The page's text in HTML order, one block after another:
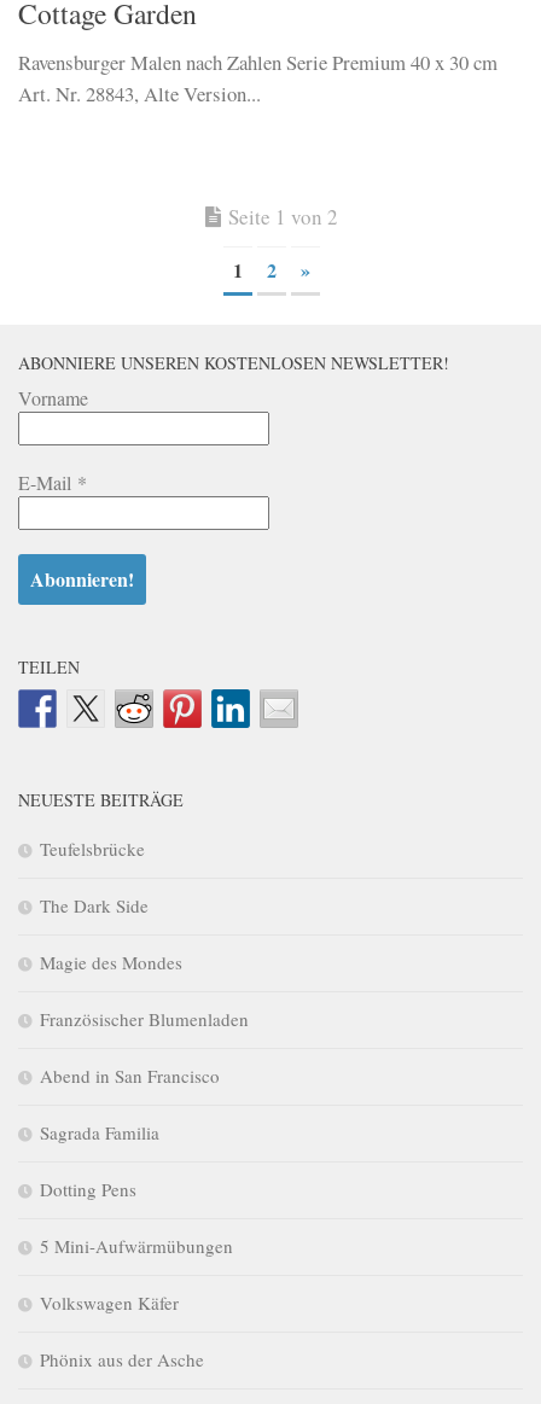
Cottage Garden
Ravensburger Malen nach Zahlen Serie Premium 40 x 30 cm
Art. Nr. 28843, Alte Version...
Seite 1 von 2
1
2 »
ABONNIERE UNSEREN KOSTENLOSEN NEWSLETTER!
Vorname
E-Mail *
TEILEN
NEUESTE BEITRÄGE
Teufelsbrücke
The Dark Side
Magie des Mondes
Französischer Blumenladen
Abend in San Francisco
Sagrada Familia
Dotting Pens
5 Mini-Aufwärmübungen
Volkswagen Käfer
Phönix aus der Asche